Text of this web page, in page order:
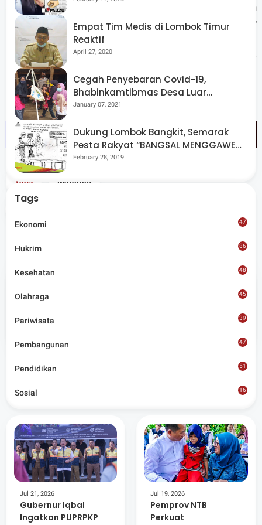
sebaiknya tidak lari keluar, tapi berlindung dibawah
kolong meja untuk menghindari benturan langsung."
Maka setiap rumah hendaknya memiliki meja yang cukup
kuat utk menahan reruntuhan sebagai upaya antisipasi,'
pungkasnya . (*)
Tags Mataram
Situs berita terpercaya yang mengunggulkan nilai
merangkum ragam peristiwa pendidikan, sosial,
Artikel Terkait
Jul 21, 2026
Gubernur Iqbal
Ingatkan PUPRPKP
Jul 19, 2026
Pemprov NTB
Perkuat
Empat Tim Medis di Lombok Timur
Reaktif
April 27, 2020
Cegah Penyebaran Covid-19,
Bhabinkamtibmas Desa Luar
Pantau Kegiatan Posyandu
January 07, 2021
Dukung Lombok Bangkit, Semarak
Pesta Rakyat “BANGSAL MENGGAWE”
Kembali Digelar Para Seniman Di
February 28, 2019
Tags
Ekonomi 47
Hukrim 86
Kesehatan 48
Olahraga 45
Pariwisata 39
Pembangunan 47
Pendidikan 51
Sosial
16